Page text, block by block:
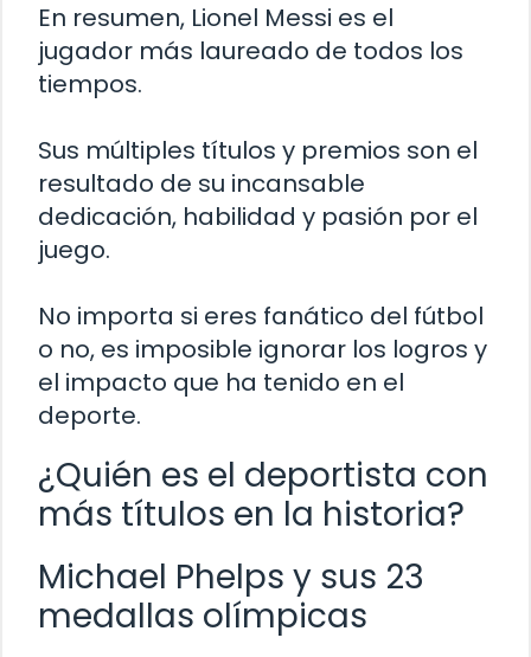
En resumen, Lionel Messi es el
jugador más laureado de todos los
tiempos.
Sus múltiples títulos y premios son el
resultado de su incansable
dedicación, habilidad y pasión por el
juego.
No importa si eres fanático del fútbol
o no, es imposible ignorar los logros y
el impacto que ha tenido en el
deporte.
¿Quién es el deportista con
más títulos en la historia?
Michael Phelps y sus 23
medallas olímpicas